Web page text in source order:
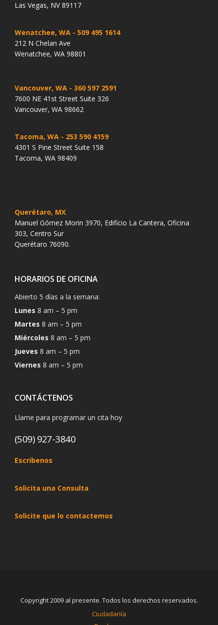
Las Vegas, NV 89117
Wenatchee, WA - 509 495 1614
212 N Chelan Ave
Wenatchee, WA 98801
Vancouver, WA - 360 597 2591
7600 NE 41st Street Suite 326
Vancouver, WA 98662
Tacoma, WA - 253 590 4159
4301 S Pine Street Suite 158
Tacoma, WA 98409
Querétaro, MX
Manuel Gómez Morin 3970, Edificio La Cantera, Oficina
303, Centro Sur
Querétaro 76090.
HORARIOS DE OFICINA
Abierto 5 días a la semana:
Lunes 8 am – 5 pm
Martes 8 am – 5 pm
Miércoles 8 am – 5 pm
Jueves 8 am – 5 pm
Viernes 8 am – 5 pm
CONTÁCTENOS
Llame para programar un cita hoy
(509) 927-3840
Escribenos
Solicita una Consulta
Solicite que lo contactemos
Copyright 2009 al presente. Todos los derechos reservados.
Ciudadanía